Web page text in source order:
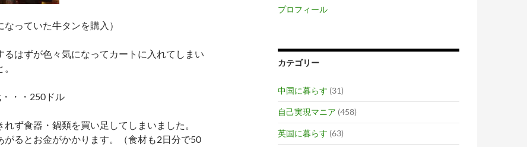
なっていた牛タンを購入）
るはずが色々気になってカートに入れてしまい
・・250ドル
ず食器・鍋類を買い足してしまいました。
がるとお金がかかります。（食材も2日分で50
プロフィール
カテゴリー
中国に暮らす (31)
自己実現マニア (458)
英国に暮らす (63)